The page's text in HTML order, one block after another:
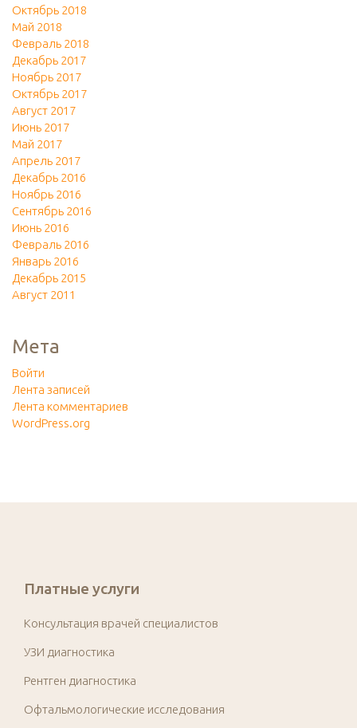
Октябрь 2018
Май 2018
Февраль 2018
Декабрь 2017
Ноябрь 2017
Октябрь 2017
Август 2017
Июнь 2017
Май 2017
Апрель 2017
Декабрь 2016
Ноябрь 2016
Сентябрь 2016
Июнь 2016
Февраль 2016
Январь 2016
Декабрь 2015
Август 2011
Мета
Войти
Лента записей
Лента комментариев
WordPress.org
Платные услуги
Консультация врачей специалистов
УЗИ диагностика
Рентген диагностика
Офтальмологические исследования